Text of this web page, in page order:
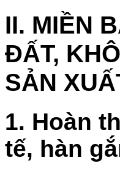
II. MIỀN
ĐẤT,
SẢN
1. Hoàn
tế, hàn